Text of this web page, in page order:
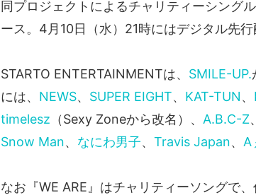
同プロジェクトによるチャリティーシング
ース。4月10日（水）21時にはデジタル先行
STARTO ENTERTAINMENTは、 SMILE-UP.
には、 NEWS、 SUPER EIGHT、 KAT-TUN、
timelesz （Sexy Zoneから改名）、 A.B.C-Z、
Snow Man、 なにわ男子、 Travis Japan、 A
なお『WE ARE』はチャリティーソングで